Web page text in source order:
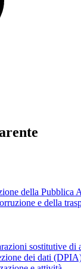
della Pubblica
e della
sostitutive
dei dati